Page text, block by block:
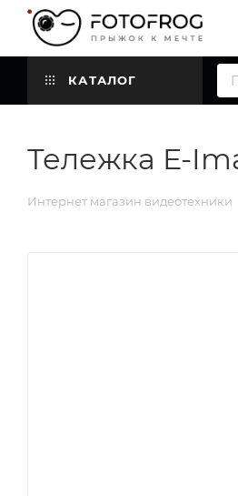
КАТАЛОГ
Тележка E-
Интернет магазин видеотехники